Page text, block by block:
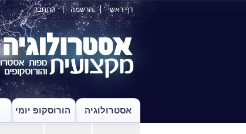
דף ראשי הרשמה התחבר
אסטרולוגיה הורוסקופ יומי